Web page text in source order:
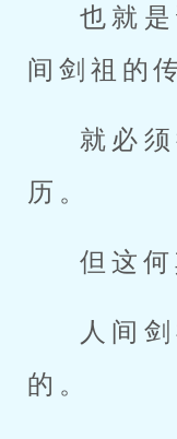
也就
间剑祖的
就必
历。
但这何
人间
的。